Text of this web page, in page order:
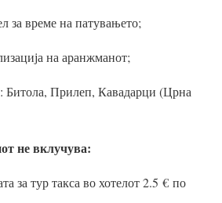
за време на патувањето;
на аранжманот;
Битола, Прилеп, Кавадарци (Црна
не вклучува:
за тур такса во хотелот 2.5 € по